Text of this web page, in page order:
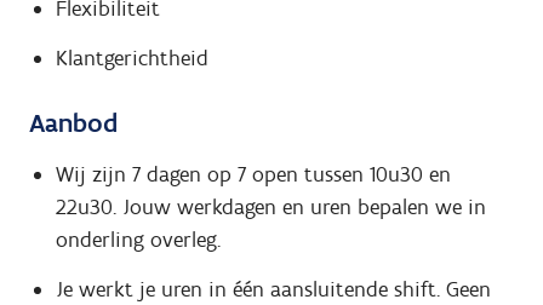
Flexibiliteit
Klantgerichtheid
Aanbod
Wij zijn 7 dagen op 7 open tussen 10u30 en
22u30. Jouw werkdagen en uren bepalen we in
onderling overleg.
Je werkt je uren in één aansluitende shift. Geen